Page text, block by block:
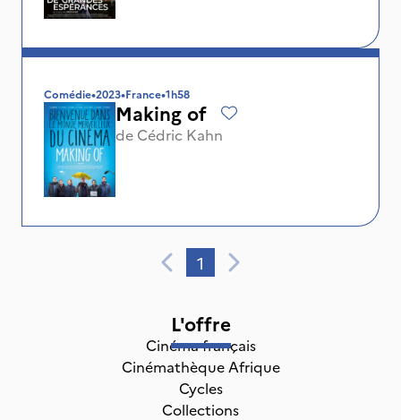
Comédie•2023•France•1h58
Making of
de Cédric Kahn
1
L'offre
Cinéma français
Cinémathèque Afrique
Cycles
Collections